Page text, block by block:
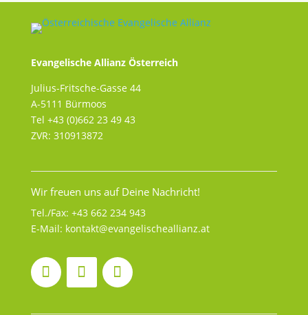
Evangelische Allianz Österreich
Julius-Fritsche-Gasse 44
A-5111 Bürmoos
Tel +43 (0)662 23 49 43
ZVR: 310913872
Wir freuen uns auf Deine Nachricht!
Tel./Fax: +43 662 234 943
E-Mail: kontakt@evangelischeallianz.at